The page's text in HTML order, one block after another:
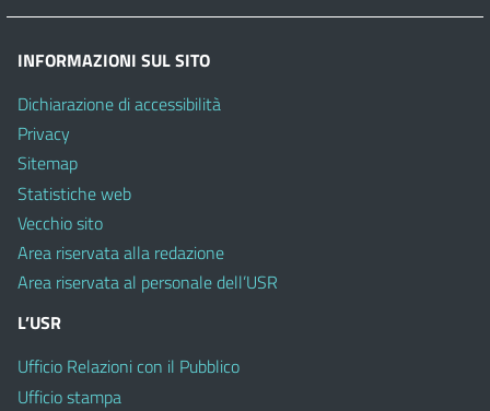
INFORMAZIONI SUL SITO
Dichiarazione di accessibilità
Privacy
Sitemap
Statistiche web
Vecchio sito
Area riservata alla redazione
Area riservata al personale dell’USR
L’USR
Ufficio Relazioni con il Pubblico
Ufficio stampa